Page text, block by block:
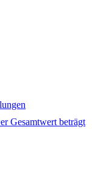
Gesamtwert beträgt